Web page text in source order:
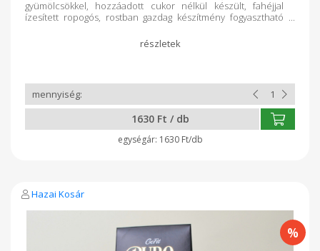
gyümölcsökkel, hozzáadott cukor nélkül készült, fahéjjal
ízesített ropogós, rostban gazdag készítmény fogyasztható
annak kiegészítésére. A természetes összetevőkből, és a
superfoodnak minősülő kiváló minőségű zabpehelyből
(g):16,2, TELÍTETT ZSÍR (g) : 3, SZÉNHIDRÁT (g): 51,3- CUKOR (g):
25, FEHÉRJE (g) : 8,5, ROST (g): 10,5 SÓ (g), 0,2 Gyártó: GOF
Hungary Kft. - Nyíregyháza GLUTÉNMENTES
1630 Ft / db
1630 Ft/db
Hazai Kosár